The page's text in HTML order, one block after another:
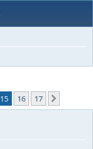
15 16 17